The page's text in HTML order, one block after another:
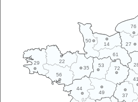
14
22
27
29
35
37
41
44
49
50
53
56
61
72
76